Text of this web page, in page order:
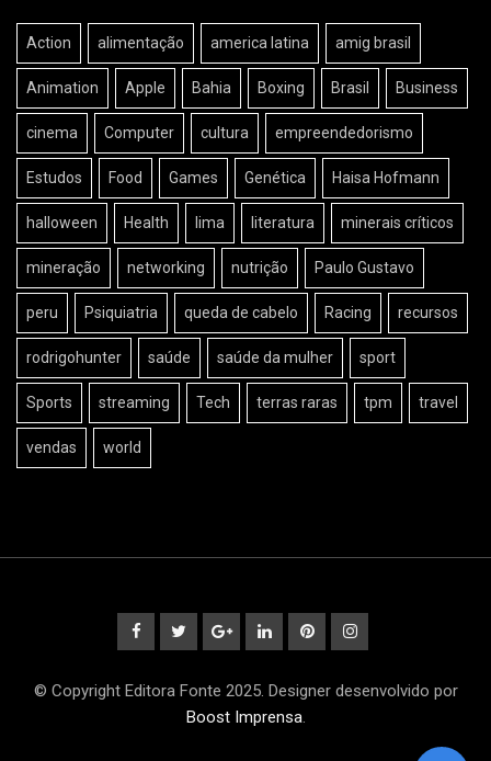
Action alimentação america latina amig brasil
Animation Apple Bahia Boxing Brasil Business
cinema Computer cultura empreendedorismo
Estudos Food Games Genética Haisa Hofmann
halloween Health lima literatura minerais críticos
mineração networking nutrição Paulo Gustavo
peru Psiquiatria queda de cabelo Racing recursos
rodrigohunter saúde saúde da mulher sport
Sports streaming Tech terras raras tpm travel
vendas world
© Copyright Editora Fonte 2025. Designer desenvolvido por
Boost Imprensa.